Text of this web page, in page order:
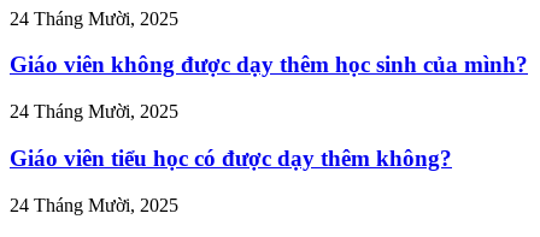
ca-
24 Tháng Mười, 2025
Giáo viên không được dạy thêm học sinh của mình?
24 Tháng Mười, 2025
Giáo viên tiểu học có được dạy thêm không?
24 Tháng Mười, 2025